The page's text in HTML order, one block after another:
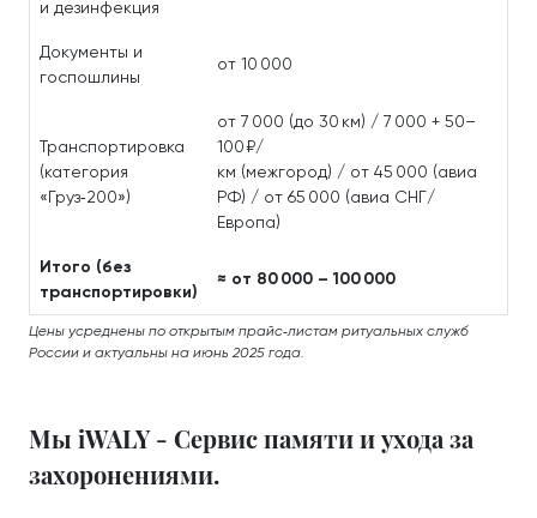
и дезинфекция
Документы и
госпошлины
от 10 000
Транспортировка
(категория
«Груз‑200»)
от 7 000 (до 30 км) / 7 000 + 50–
100 ₽/
км (межгород) / от 45 000 (авиа
РФ) / от 65 000 (авиа СНГ/
Европа)
Итого (без
транспортировки)
≈ от 80 000 – 100 000
Цены усреднены по открытым прайс‑листам ритуальных служб
России и актуальны на июнь 2025 года.
Мы iWALY - Сервис памяти и ухода за
захоронениями.